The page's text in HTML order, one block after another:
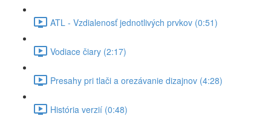
ATL - Vzdialenosť jednotlivých prvkov (0:51)
Vodiace čiary (2:17)
Presahy pri tlači a orezávanie dizajnov (4:28)
História verzií (0:48)